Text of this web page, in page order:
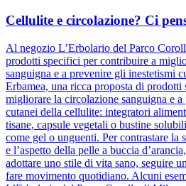
Cellulite e circolazione? Ci
Al negozio L’Erbolario del Parco
prodotti specifici per contribuire a
sanguigna e a prevenire gli inestetismi
Erbamea, una ricca proposta di
migliorare la circolazione sanguigna e
cutanei della cellulite: integratori
tisane, capsule vegetali o bustine
come gel o unguenti. Per contrastare la
e l’aspetto della pelle a buccia
adottare uno stile di vita sano, seguire
fare movimento quotidiano. Alcuni